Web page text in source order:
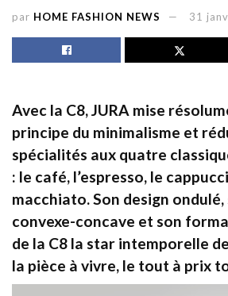
par HOME FASHION NEWS 31
Avec la C8, JURA mise
principe du minimalisme et
spécialités aux quatre
: le café, l’espresso, le
macchiato. Son design
convexe-concave et son
de la C8 la star intemporelle
la pièce à vivre, le tout à prix